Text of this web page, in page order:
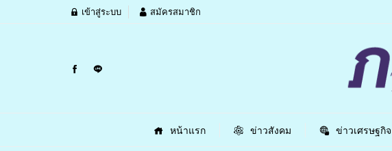
เข้าสู่ระบบ สมัครสมาชิก
หน้าแรก ข่าวสังคม ข่าวเศรษฐกิจ